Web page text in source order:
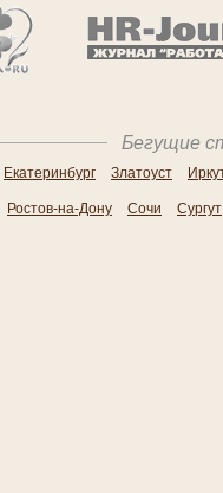
Бегущие
Екатеринбург Златоуст
Ростов-на-Дону Сочи Сургут